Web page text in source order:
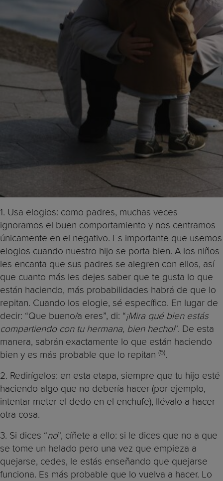
1. Usa elogios: como padres, muchas veces
ignoramos el buen comportamiento y nos centramos
únicamente en el negativo. Es importante que usemos
elogios cuando nuestro hijo se porta bien. A los niños
les encanta que sus padres se alegren con ellos, así
que cuanto más les dejes saber que te gusta lo que
están haciendo, más probabilidades habrá de que lo
repitan. Cuando los elogie, sé específico. En lugar de
decir: “Que bueno/a eres”, di: “¡Mira qué bien estás
compartiendo con tu hermana, bien hecho!”. De esta
manera, sabrán exactamente lo que están haciendo
bien y es más probable que lo repitan (5).
2. Redirígelos: en esta etapa, siempre que tu hijo esté
haciendo algo que no debería hacer (por ejemplo,
intentar meter el dedo en el enchufe), llévalo a hacer
otra cosa.
3. Si dices “no”, cíñete a ello: si le dices que no a que
se tome un helado pero una vez que empieza a
quejarse, cedes, le estás enseñando que quejarse
funciona. Es más probable que lo vuelva a hacer. Lo